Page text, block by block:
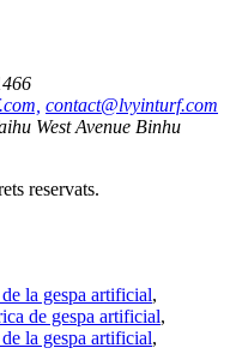
contact@lvyinturf.com
West Avenue Binhu
reservats.
la gespa artificial,
de gespa artificial,
la gespa artificial,